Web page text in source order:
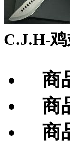
C.J.H-
商
商
商